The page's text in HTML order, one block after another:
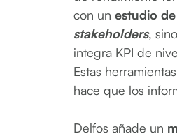
con un estudio
stakeholders,
integra KPI de
Estas
hace que los
Delfos añade un